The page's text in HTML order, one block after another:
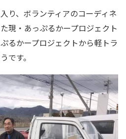
り、ボランティアのコーディネ
現・あっぷるかープロジェクト
るかープロジェクトから軽トラ
です。